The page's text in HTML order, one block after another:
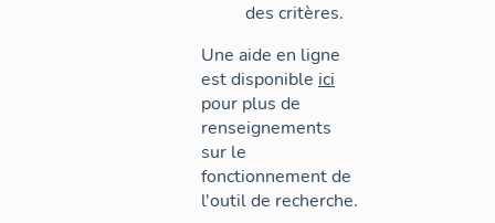
des critères.
Une aide en ligne
est disponible ici
pour plus de
renseignements
sur le
fonctionnement de
l'outil de recherche.